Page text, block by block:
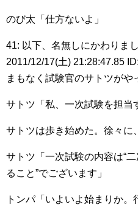
のび太「仕方ないよ」
41: 以下、名無しにかわりま
2011/12/17(土) 21:28:47.85
まもなく試験官のサトツがや
サトツ「私、一次試験を担当
サトツは歩き始めた。徐々に
サトツ「一次試験の内容は“
ること”でございます」
トンパ「いよいよ始まりか